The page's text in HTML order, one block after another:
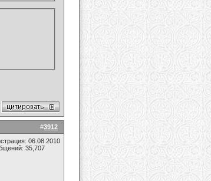
#3912
06.08.2010
35,707